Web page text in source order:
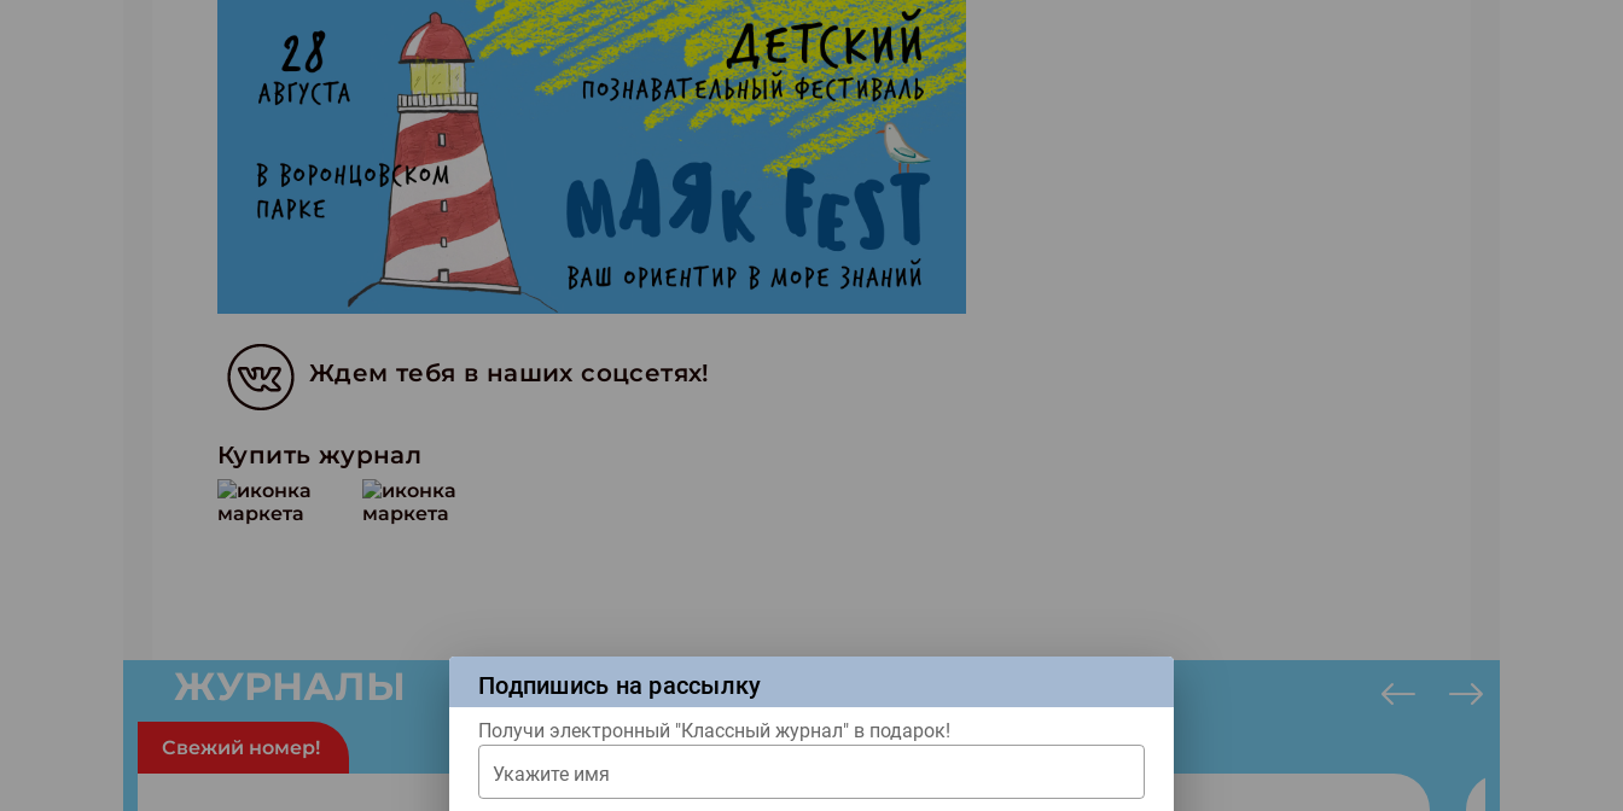
Ждем тебя в наших соцсетях!
Купить журнал
ЖУРНАЛЫ
Свежий номер!
Подпишись на рассылку
Получи электронный "Классный журнал" в подарок!
Укажите имя